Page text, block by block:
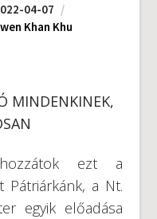
04-07
Khan Khu
MINDENKINEK,
ezt a
Pátriárkánk, a Nt.
egyik előadása